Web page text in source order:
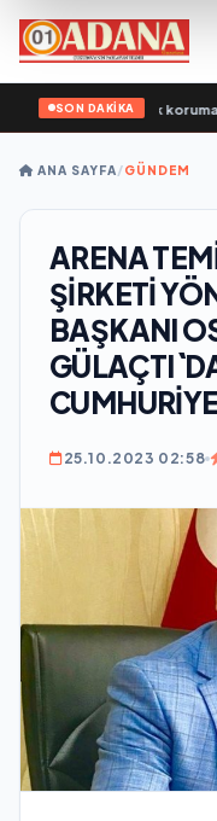
SON DAKİKA
çocuk koruma
ANA SAYFA/GÜNDEM
ARENA
ŞİRKETİ
BAŞKANI
25.10.2023 02:58